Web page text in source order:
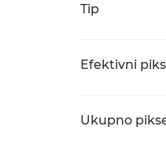
Tip
Efektivni
Ukupno